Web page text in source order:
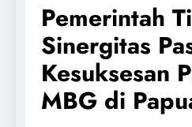
Pemerintah
Sinergitas
Kesuksesan
MBG di